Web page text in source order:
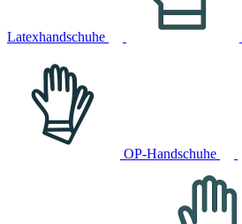
Latexhandschuhe
OP-Handschuhe